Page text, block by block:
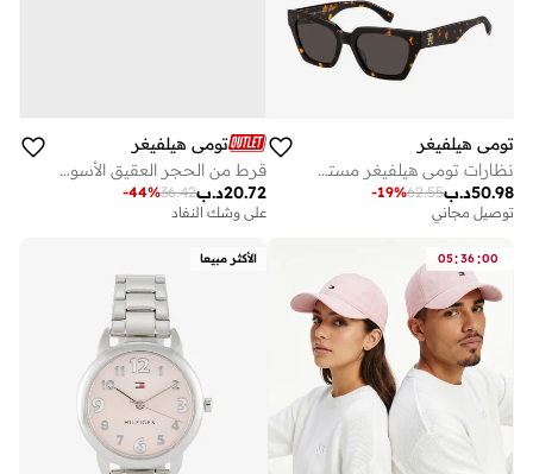
تومي هيلفيغر
نظارات تومي هيلفيغر مستطيلة هندسية
د.ب50.98
62.55
-19%
توصيل مجاني
تومي هيلفيغر
قرط من الحجر العقيق الأسود من الفولاذ المطلي الأيوني باللون الذهبي
د.ب20.72
36.42
-44%
على وشك النفاد
05:36:00 الأكثر مبيعا